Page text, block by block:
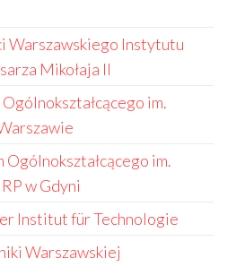
Warszawskiego Instytutu
Mikołaja II
im.
im.
w Gdyni
Institut für Technologie
Warszawskiej